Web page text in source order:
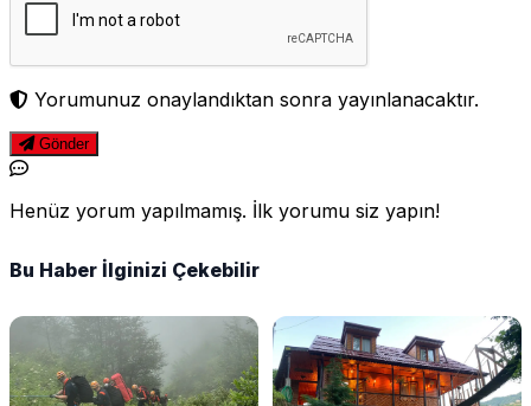
Yorumunuz onaylandıktan sonra yayınlanacaktır.
Gönder
Henüz yorum yapılmamış. İlk yorumu siz yapın!
Bu Haber İlginizi Çekebilir